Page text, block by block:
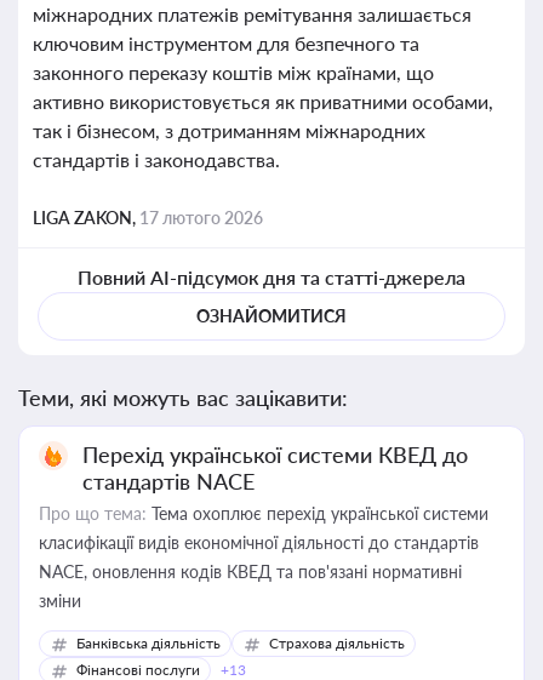
міжнародних платежів ремітування залишається
ключовим інструментом для безпечного та
законного переказу коштів між країнами, що
активно використовується як приватними особами,
так і бізнесом, з дотриманням міжнародних
стандартів і законодавства.
LIGA ZAKON, 17 лютого 2026
Повний AI-підсумок дня та статті-джерела
ОЗНАЙОМИТИСЯ
Теми, які можуть вас зацікавити:
Перехід української системи КВЕД до
стандартів NACE
Про що тема: Тема охоплює перехід української системи
класифікації видів економічної діяльності до стандартів
NACE, оновлення кодів КВЕД та пов'язані нормативні
зміни
Банківська діяльність
Страхова діяльність
Фінансові послуги
+13